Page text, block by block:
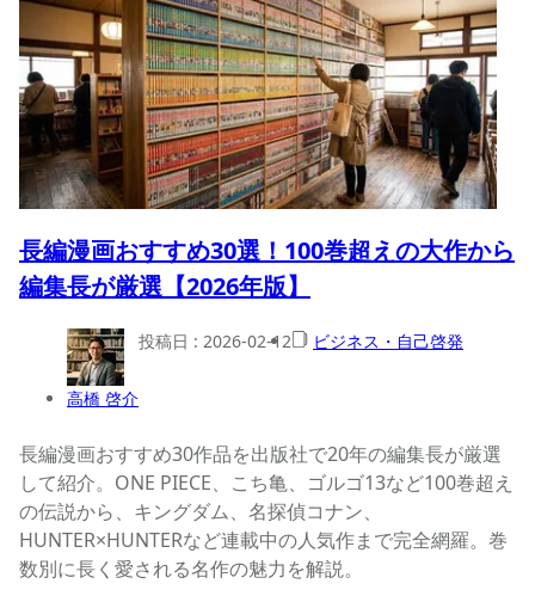
長編漫画おすすめ30選！100巻超えの大作から
編集長が厳選【2026年版】
高橋 啓介
投稿日 : 2026-02-12 ビジネス・自己啓発
長編漫画おすすめ30作品を出版社で20年の編集長が厳選
して紹介。ONE PIECE、こち亀、ゴルゴ13など100巻超え
の伝説から、キングダム、名探偵コナン、
HUNTER×HUNTERなど連載中の人気作まで完全網羅。巻
数別に長く愛される名作の魅力を解説。